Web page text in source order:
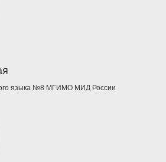
языка №8 МГИМО МИД России